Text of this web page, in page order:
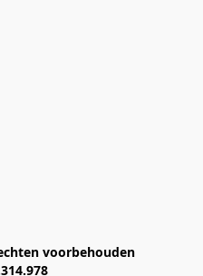
voorbehouden